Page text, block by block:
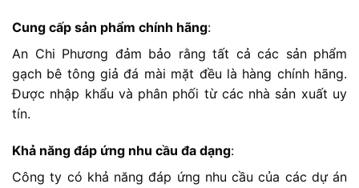
Cung cấp sản phẩm chính hãng:
An Chi Phương đảm bảo rằng tất cả các sản phẩm
gạch bê tông giả đá mài mặt đều là hàng chính hãng.
Được nhập khẩu và phân phối từ các nhà sản xuất uy
tín.
Khả năng đáp ứng nhu cầu đa dạng:
Công ty có khả năng đáp ứng nhu cầu của các dự án